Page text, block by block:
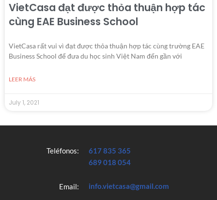
VietCasa đạt được thỏa thuận hợp tác
cùng EAE Business School
VietCasa rất vui vì đạt được thỏa thuận hợp tác cùng trường EAE
Business School để đưa du học sinh Việt Nam đến gần với
LEER MÁS
July 1, 2021
Teléfonos:
Email:
617 835 365
689 018 054
info.vietcasa@gmail.com